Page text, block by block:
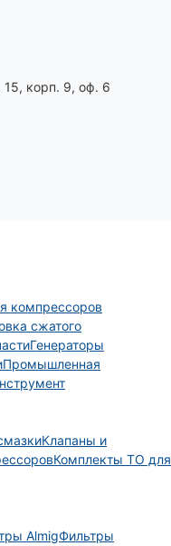
15, корп. 9, оф. 6
компрессоров
сжатого
Генераторы
Промышленная
Клапаны и
Комплекты ТО для
AlmigФильтры